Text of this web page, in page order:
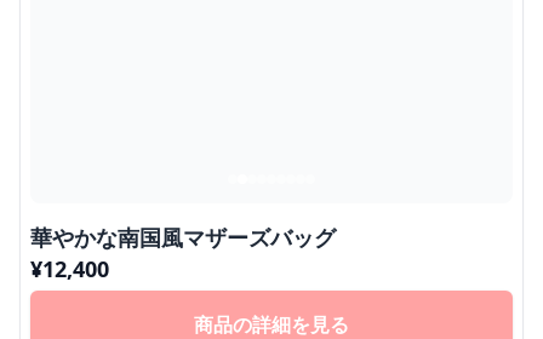
華やかな南国風マザーズバッグ
¥12,400
商品の詳細を見る